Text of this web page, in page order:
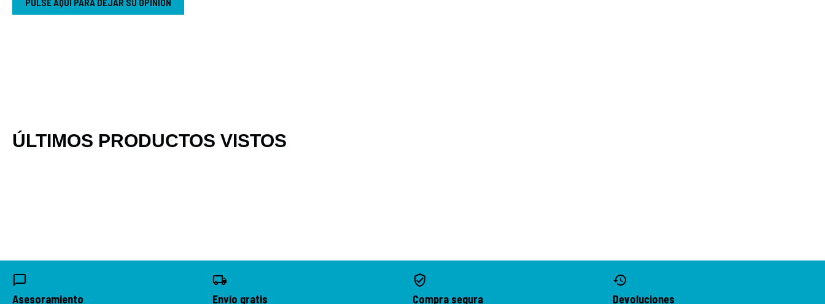
ÚLTIMOS PRODUCTOS VISTOS
Asesoramiento Envío gratis Compra segura Devoluciones